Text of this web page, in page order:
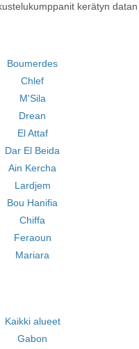
kerätyn
Boumerdes
Chlef
M'Sila
Drean
El Attaf
Dar El Beida
Ain Kercha
Lardjem
Bou Hanifia
Chiffa
Feraoun
Mariara
Kaikki alueet
Gabon